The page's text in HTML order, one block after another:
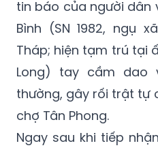
Theo thông tin ban
cùng ngày, Công an
tin báo của người dân
Bình (SN 1982, ngụ
Tháp; hiện tạm trú tại
Long) tay cầm dao
thường, gây rối trật tự